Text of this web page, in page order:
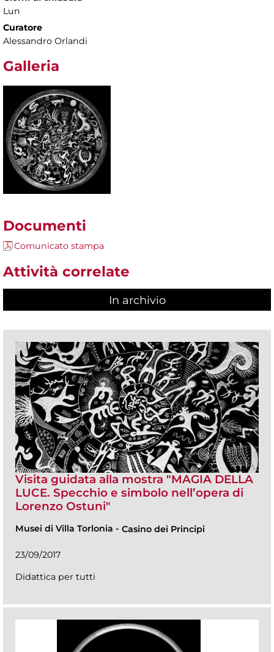
Lun
Curatore
Alessandro Orlandi
Galleria
Documenti
Comunicato stampa
Attività correlate
In archivio
Visita guidata alla mostra "MAGIA DELLA
LUCE. Specchio e simbolo nell’opera di
Lorenzo Ostuni"
Musei di Villa Torlonia - Casino dei Principi
23/09/2017
Didattica per tutti